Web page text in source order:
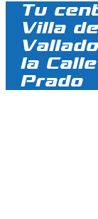
Tu
Villa
la
Prado